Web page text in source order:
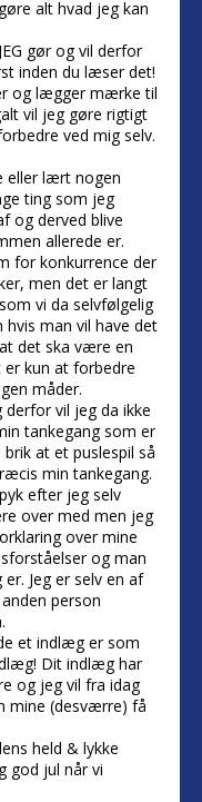
alt hvad jeg kan
gør og vil derfor
inden du læser det!
og lægger mærke til
vil jeg gøre rigtigt
ved mig selv.
eller lært nogen
ting som jeg
og derved blive
allerede er.
for konkurrence der
men det er langt
vi da selvfølgelig
man vil have det
det ska være en
kun at forbedre
måder.
vil jeg da ikke
tankegang som er
at et puslespil så
min tankegang.
efter jeg selv
over med men jeg
over mine
og man
Jeg er selv en af
person
et indlæg er som
Dit indlæg har
og jeg vil fra idag
mine (desværre) få
held & lykke
god jul når vi